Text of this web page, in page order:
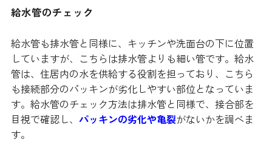
給水管のチェック
給水管も排水管と同様に、キッチンや洗面台の下に位置
していますが、こちらは排水管よりも細い管です。給水
管は、住居内の水を供給する役割を担っており、こちら
も接続部分のパッキンが劣化しやすい部位となっていま
す。給水管のチェック方法は排水管と同様で、接合部を
目視で確認し、 パッキンの劣化や亀裂がないかを調べま
す。